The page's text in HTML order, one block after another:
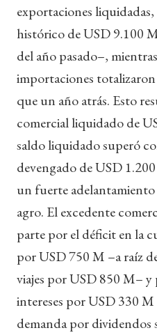
exportaciones
histórico de USD 9.100
del año pasado–,
importaciones
que un año atrás. Esto
comercial liquidado de
saldo liquidado superó
devengado de USD
un fuerte
agro. El excedente
parte por el déficit en la
por USD 750 M –a raíz
viajes por USD 850 M–
intereses por USD 330
demanda por dividendos